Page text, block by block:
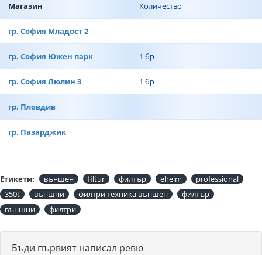
Магазин Количество
гр. София Младост 2
гр. София Южен парк 1 бр
гр. София Люлин 3 1 бр
гр. Пловдив
гр. Пазарджик
Етикети: външен filtur филтър eheim
professional
350t
външни филтри техника външен
филтър
външни
филтри
Бъди първият написал ревю